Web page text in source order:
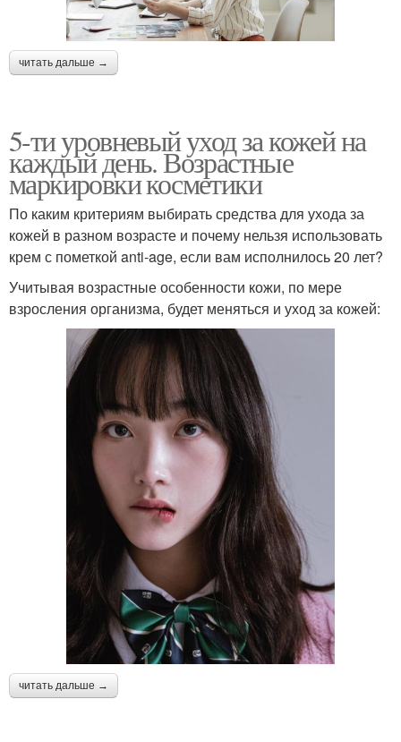
читать дальше →
5-ти уровневый уход за кожей на
каждый день. Возрастные
маркировки косметики
По каким критериям выбирать средства для ухода за
кожей в разном возрасте и почему нельзя использовать
крем с пометкой anti-age, если вам исполнилось 20 лет?
Учитывая возрастные особенности кожи, по мере
взросления организма, будет меняться и уход за кожей:
читать дальше →